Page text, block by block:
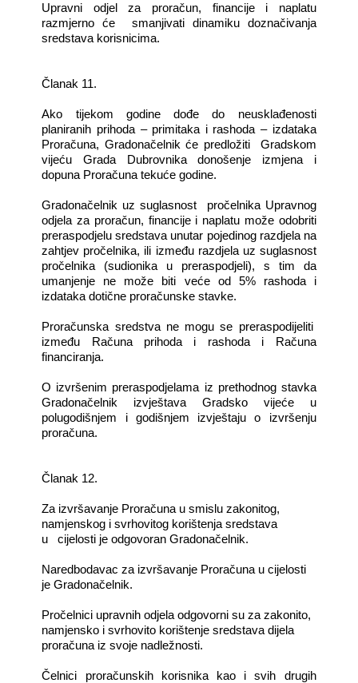
Upravni odjel za proračun, financije i naplatu
razmjerno će smanjivati dinamiku doznačivanja
sredstava korisnicima.
Članak 11.
Ako tijekom godine dođe do neusklađenosti
planiranih prihoda – primitaka i rashoda – izdataka
Proračuna, Gradonačelnik će predložiti Gradskom
vijeću Grada Dubrovnika donošenje izmjena i
dopuna Proračuna tekuće godine.
Gradonačelnik uz suglasnost pročelnika Upravnog
odjela za proračun, financije i naplatu može odobriti
preraspodjelu sredstava unutar pojedinog razdjela na
zahtjev pročelnika, ili između razdjela uz suglasnost
pročelnika (sudionika u preraspodjeli), s tim da
umanjenje ne može biti veće od 5% rashoda i
izdataka dotične proračunske stavke.
Proračunska sredstva ne mogu se preraspodijeliti
između Računa prihoda i rashoda i Računa
financiranja.
O izvršenim preraspodjelama iz prethodnog stavka
Gradonačelnik izvještava Gradsko vijeće u
polugodišnjem i godišnjem izvještaju o izvršenju
proračuna.
Članak 12.
Za izvršavanje Proračuna u smislu zakonitog,
namjenskog i svrhovitog korištenja sredstava
u cijelosti je odgovoran Gradonačelnik.
Naredbodavac za izvršavanje Proračuna u cijelosti
je Gradonačelnik.
Pročelnici upravnih odjela odgovorni su za zakonito,
namjensko i svrhovito korištenje sredstava dijela
proračuna iz svoje nadležnosti.
Čelnici proračunskih korisnika kao i svih drugih